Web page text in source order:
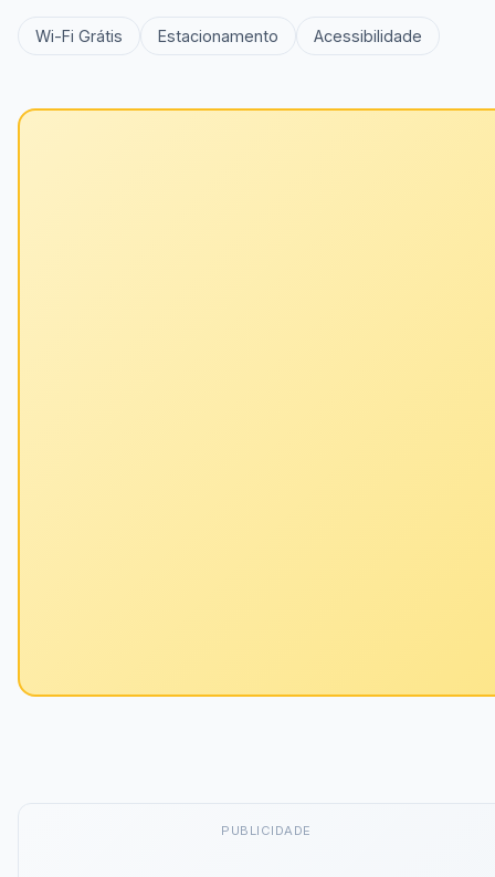
Wi-Fi Grátis Estacionamento Acessibilidade
PUBLICIDADE